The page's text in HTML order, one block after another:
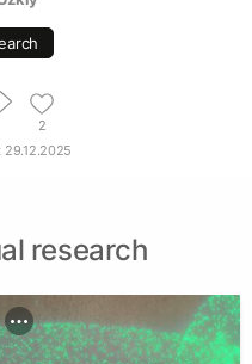
2
29.12.2025
research